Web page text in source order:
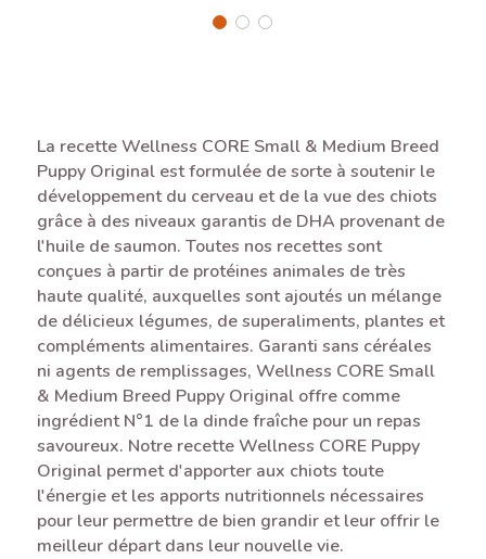
La recette Wellness CORE Small & Medium Breed
Puppy Original est formulée de sorte à soutenir le
développement du cerveau et de la vue des chiots
grâce à des niveaux garantis de DHA provenant de
l'huile de saumon. Toutes nos recettes sont
conçues à partir de protéines animales de très
haute qualité, auxquelles sont ajoutés un mélange
de délicieux légumes, de superaliments, plantes et
compléments alimentaires. Garanti sans céréales
ni agents de remplissages, Wellness CORE Small
& Medium Breed Puppy Original offre comme
ingrédient N°1 de la dinde fraîche pour un repas
savoureux. Notre recette Wellness CORE Puppy
Original permet d'apporter aux chiots toute
l'énergie et les apports nutritionnels nécessaires
pour leur permettre de bien grandir et leur offrir le
meilleur départ dans leur nouvelle vie.